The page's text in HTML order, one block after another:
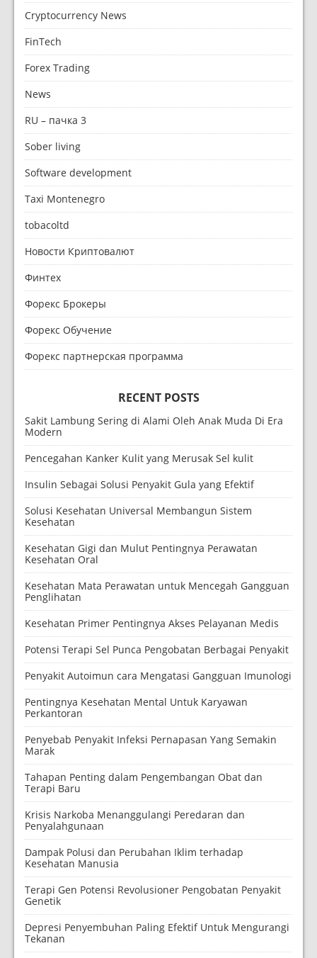
Cryptocurrency News
FinTech
Forex Trading
News
RU – пачка 3
Sober living
Software development
Taxi Montenegro
tobacoltd
Новости Криптовалют
Финтех
Форекс Брокеры
Форекс Обучение
Форекс партнерская программа
RECENT POSTS
Sakit Lambung Sering di Alami Oleh Anak Muda Di Era
Modern
Pencegahan Kanker Kulit yang Merusak Sel kulit
Insulin Sebagai Solusi Penyakit Gula yang Efektif
Solusi Kesehatan Universal Membangun Sistem
Kesehatan
Kesehatan Gigi dan Mulut Pentingnya Perawatan
Kesehatan Oral
Kesehatan Mata Perawatan untuk Mencegah Gangguan
Penglihatan
Kesehatan Primer Pentingnya Akses Pelayanan Medis
Potensi Terapi Sel Punca Pengobatan Berbagai Penyakit
Penyakit Autoimun cara Mengatasi Gangguan Imunologi
Pentingnya Kesehatan Mental Untuk Karyawan
Perkantoran
Penyebab Penyakit Infeksi Pernapasan Yang Semakin
Marak
Tahapan Penting dalam Pengembangan Obat dan
Terapi Baru
Krisis Narkoba Menanggulangi Peredaran dan
Penyalahgunaan
Dampak Polusi dan Perubahan Iklim terhadap
Kesehatan Manusia
Terapi Gen Potensi Revolusioner Pengobatan Penyakit
Genetik
Depresi Penyembuhan Paling Efektif Untuk Mengurangi
Tekanan